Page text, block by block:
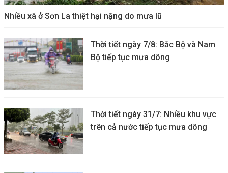
Nhiều xã ở Sơn La thiệt hại nặng do mưa lũ
Thời tiết ngày 7/8: Bắc Bộ và Nam
Bộ tiếp tục mưa dông
Thời tiết ngày 31/7: Nhiều khu vực
trên cả nước tiếp tục mưa dông